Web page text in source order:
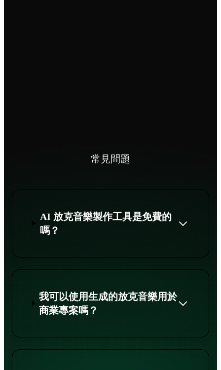
常見問題
AI 放克音樂製作工具是免費的
嗎？
我可以使用生成的放克音樂用於
商業專案嗎？